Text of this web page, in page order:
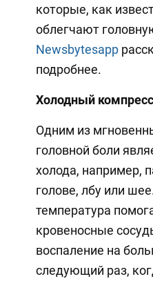
которые, как
облегчают
Newsbytesapp
подробнее.
Холодный компресс
Одним из
головной боли
холода, например,
голове, лбу или
температура
кровеносные
воспаление на
следующий раз,